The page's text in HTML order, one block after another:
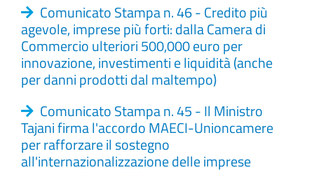
Comunicato Stampa n. 46 - Credito più
agevole, imprese più forti: dalla Camera di
Commercio ulteriori 500,000 euro per
innovazione, investimenti e liquidità (anche
per danni prodotti dal maltempo)
Comunicato Stampa n. 45 - Il Ministro
Tajani firma l'accordo MAECI-Unioncamere
per rafforzare il sostegno
all'internazionalizzazione delle imprese